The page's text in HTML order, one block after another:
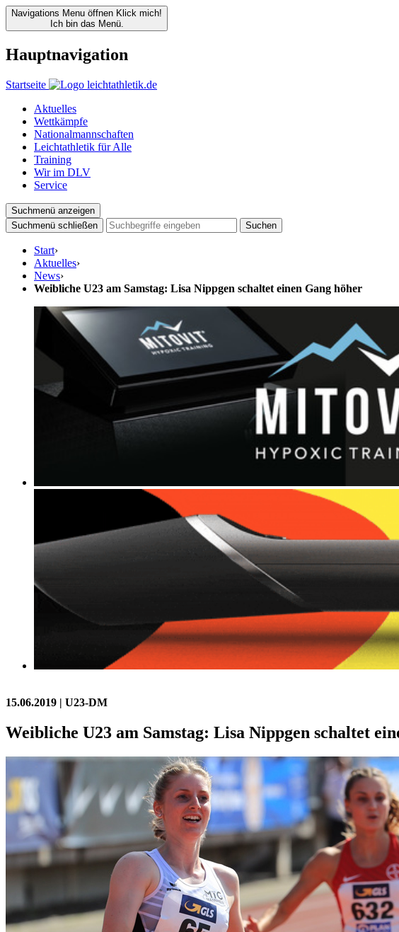
Navigations Menu öffnen Klick mich!
Ich bin das Menü.
Hauptnavigation
Startseite
Aktuelles
Wettkämpfe
Nationalmannschaften
Leichtathletik für Alle
Training
Wir im DLV
Service
Suchmenü anzeigen
Suchmenü schließen
Suchen
Start›
Aktuelles›
News›
Weibliche U23 am Samstag: Lisa Nippgen schaltet einen Gang höher
15.06.2019 | U23-DM
Weibliche U23 am Samstag: Lisa Nippgen schaltet